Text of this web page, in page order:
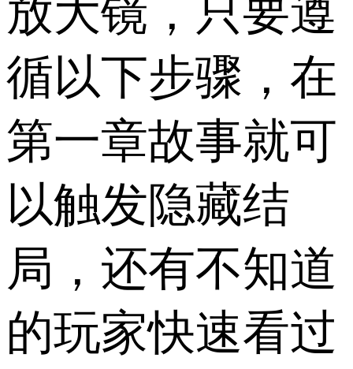
放大镜，只要遵
循以下步骤，在
第一章故事就可
以触发隐藏结
局，还有不知道
的玩家快速看过